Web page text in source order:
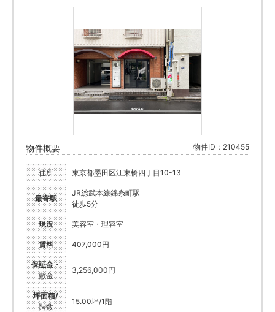
物件概要 物件ID：210455
住所 東京都墨田区江東橋四丁目10-13
最寄駅
JR総武本線錦糸町駅
徒歩5分
現況 美容室・理容室
賃料 407,000円
保証金・
敷金
3,256,000円
坪面積/
階数
15.00坪/1階